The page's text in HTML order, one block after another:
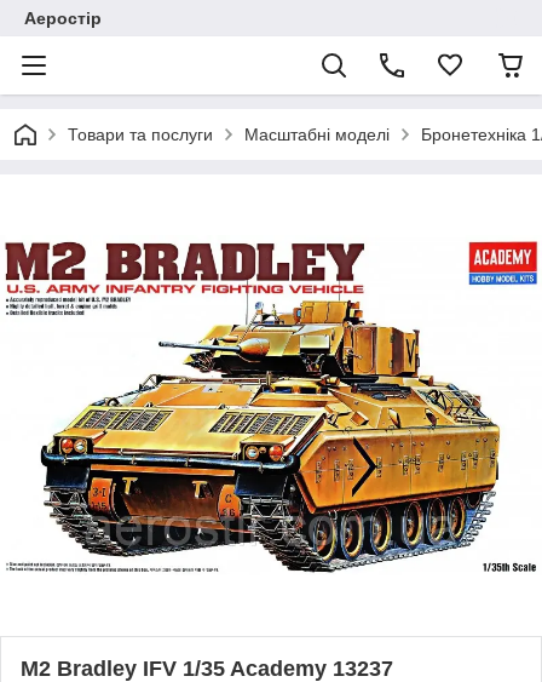
Аеростір
Товари та послуги Масштабні моделі Бронетехніка
M2 Bradley IFV 1/35 Academy 13237